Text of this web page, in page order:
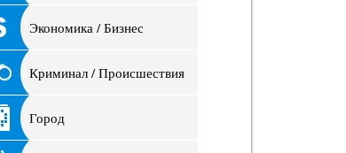
Экономика / Бизнес
Криминал / Происшествия
Город